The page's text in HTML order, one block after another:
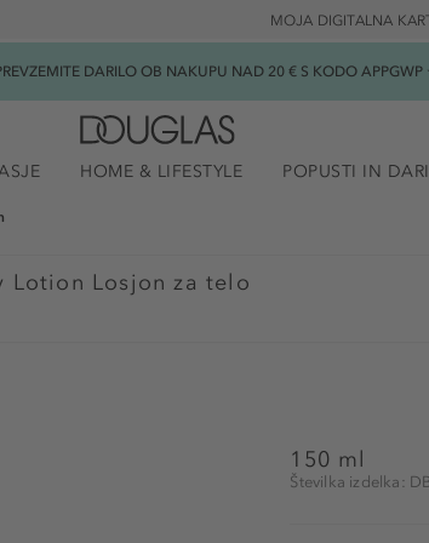
MOJA DIGITALNA
DARILO OB NAKUPU NAD 20 € S KODO
HOME & LIFESTYLE POPUSTI IN
Lotion Losjon za telo
150 ml
Številka izdelka: